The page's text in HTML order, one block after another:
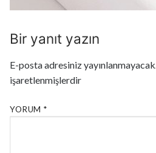
Bir yanıt yazın
E-posta adresiniz yayınlanmayacak.
işaretlenmişlerdir
YORUM *